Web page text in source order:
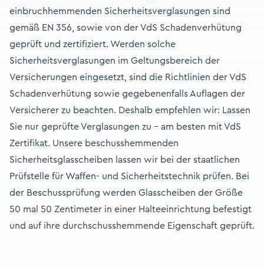
einbruchhemmenden Sicherheitsverglasungen sind
gemäß EN 356, sowie von der VdS Schadenverhütung
geprüft und zertifiziert. Werden solche
Sicherheitsverglasungen im Geltungsbereich der
Versicherungen eingesetzt, sind die Richtlinien der VdS
Schadenverhütung sowie gegebenenfalls Auflagen der
Versicherer zu beachten. Deshalb empfehlen wir: Lassen
Sie nur geprüfte Verglasungen zu - am besten mit VdS
Zertifikat. Unsere beschusshemmenden
Sicherheitsglasscheiben lassen wir bei der staatlichen
Prüfstelle für Waffen- und Sicherheitstechnik prüfen. Bei
der Beschussprüfung werden Glasscheiben der Größe
50 mal 50 Zentimeter in einer Halteeinrichtung befestigt
und auf ihre durchschusshemmende Eigenschaft geprüft.